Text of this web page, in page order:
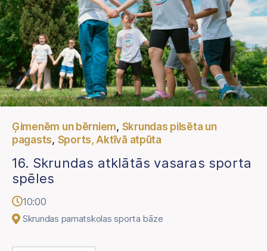
Ģimenēm un bērniem, Skrundas pilsēta un
pagasts, Sports, Aktīvā atpūta
16. Skrundas atklātās vasaras sporta
spēles
10:00
Skrundas pamatskolas sporta bāze